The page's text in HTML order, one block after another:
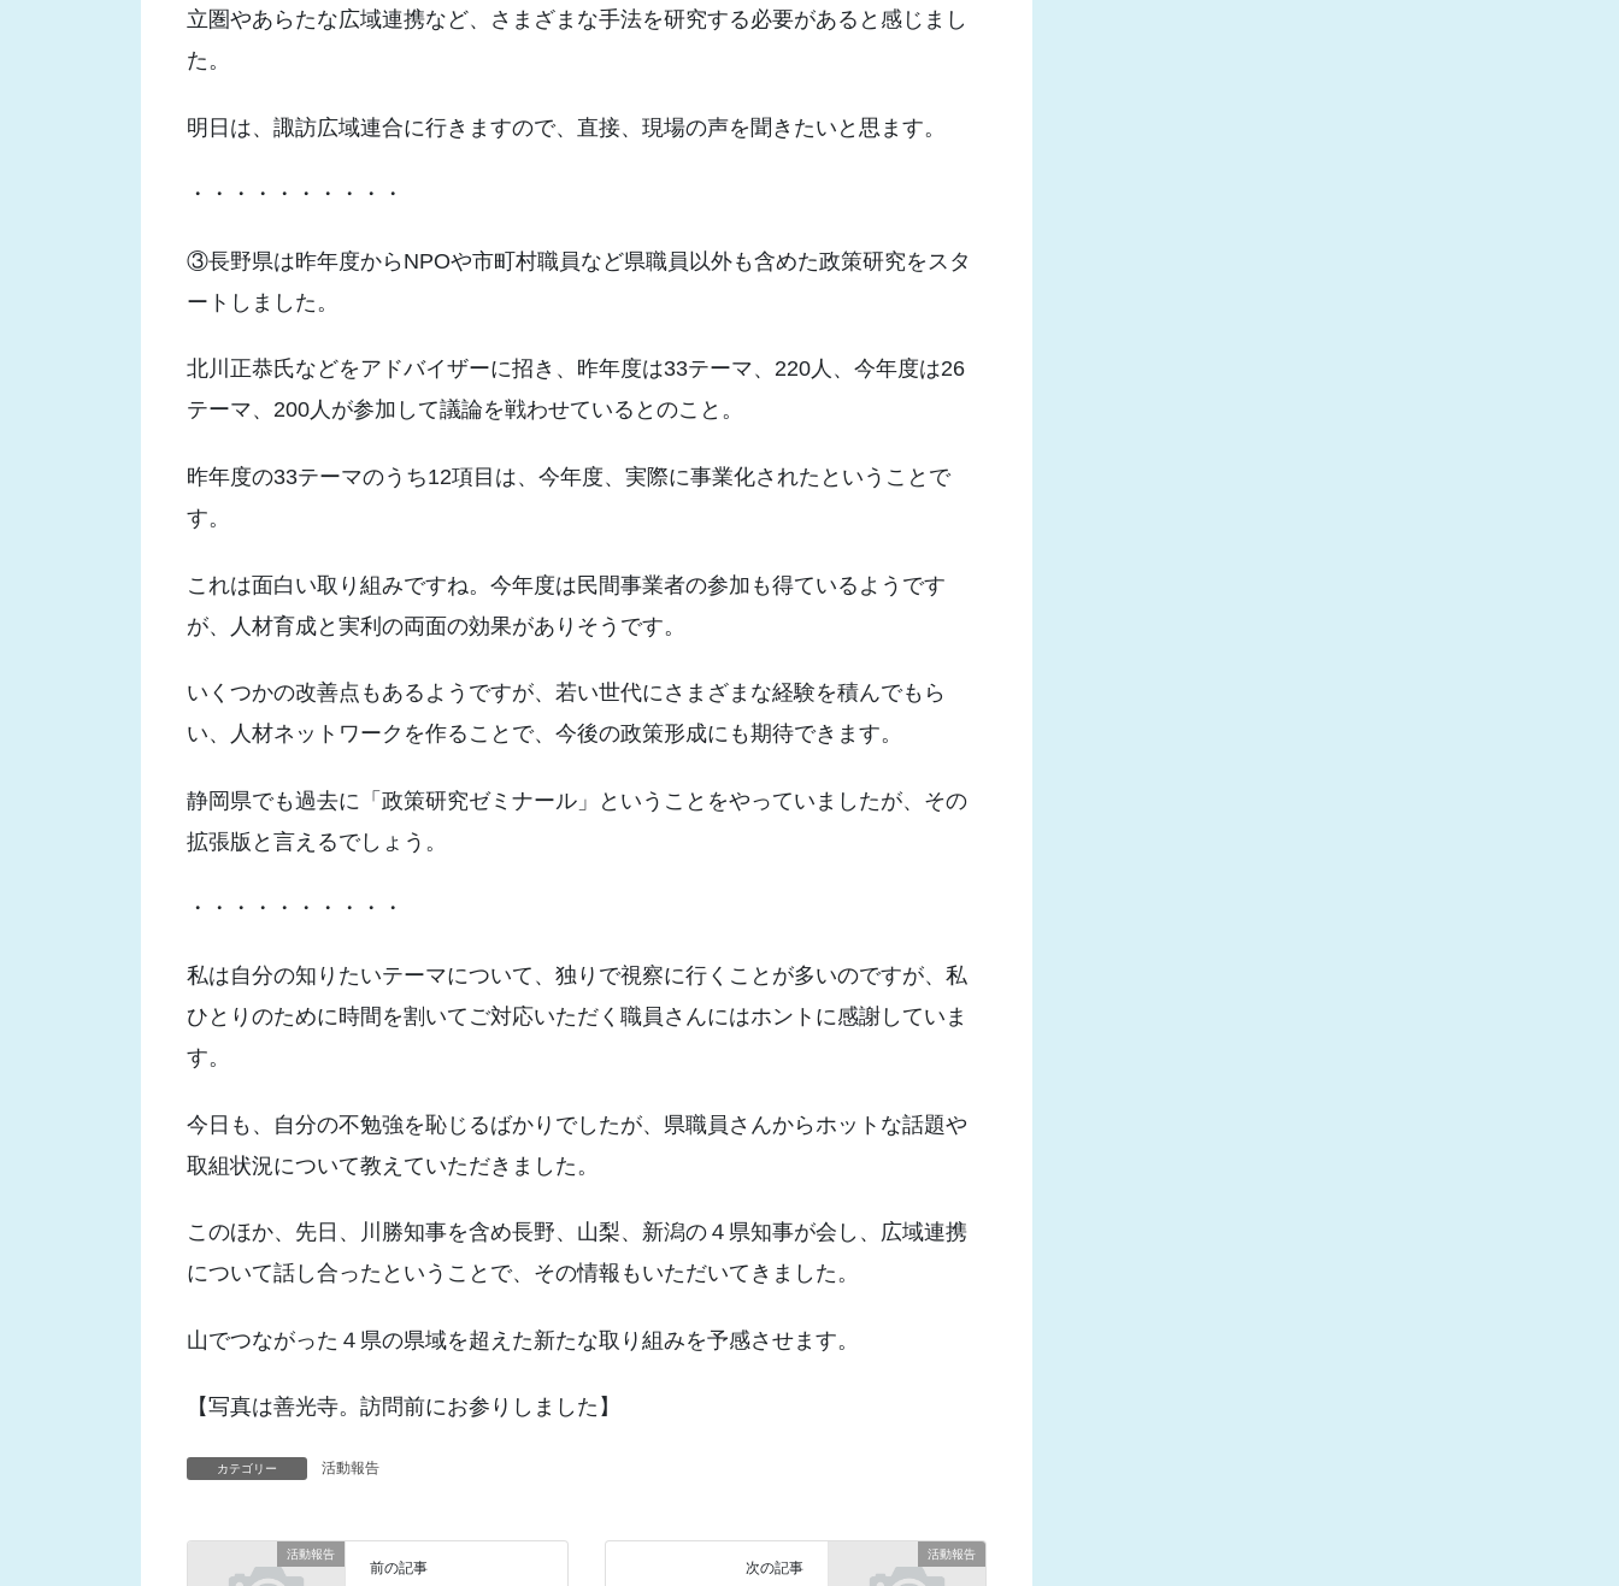
立圏やあらたな広域連携など、さまざまな手法を研究する必要があると感じまし
た。
明日は、諏訪広域連合に行きますので、直接、現場の声を聞きたいと思ます。
・・・・・・・・・・
③長野県は昨年度からNPOや市町村職員など県職員以外も含めた政策研究をスタ
ートしました。
北川正恭氏などをアドバイザーに招き、昨年度は33テーマ、220人、今年度は26
テーマ、200人が参加して議論を戦わせているとのこと。
昨年度の33テーマのうち12項目は、今年度、実際に事業化されたということで
す。
これは面白い取り組みですね。今年度は民間事業者の参加も得ているようです
が、人材育成と実利の両面の効果がありそうです。
いくつかの改善点もあるようですが、若い世代にさまざまな経験を積んでもら
い、人材ネットワークを作ることで、今後の政策形成にも期待できます。
静岡県でも過去に「政策研究ゼミナール」ということをやっていましたが、その
拡張版と言えるでしょう。
・・・・・・・・・・
私は自分の知りたいテーマについて、独りで視察に行くことが多いのですが、私
ひとりのために時間を割いてご対応いただく職員さんにはホントに感謝していま
す。
今日も、自分の不勉強を恥じるばかりでしたが、県職員さんからホットな話題や
取組状況について教えていただきました。
このほか、先日、川勝知事を含め長野、山梨、新潟の４県知事が会し、広域連携
について話し合ったということで、その情報もいただいてきました。
山でつながった４県の県域を超えた新たな取り組みを予感させます。
【写真は善光寺。訪問前にお参りしました】
カテゴリー 活動報告
活動報告
前の記事
活動報告
次の記事